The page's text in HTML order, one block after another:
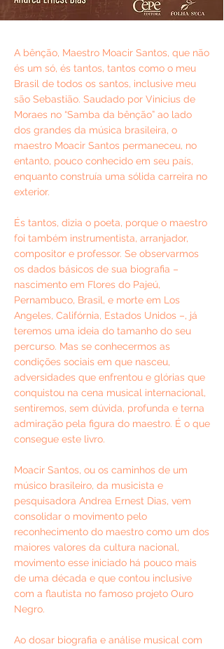
A bênção, Maestro Moacir Santos, que não
és um só, és tantos, tantos como o meu
Brasil de todos os santos, inclusive meu
são Sebastião. Saudado por Vinicius de
Moraes no “Samba da bênção” ao lado
dos grandes da música brasileira, o
maestro Moacir Santos permaneceu, no
entanto, pouco conhecido em seu país,
enquanto construía uma sólida carreira no
exterior.
És tantos, dizia o poeta, porque o maestro
foi também instrumentista, arranjador,
compositor e professor. Se observarmos
os dados básicos de sua biografia –
nascimento em Flores do Pajeú,
Pernambuco, Brasil, e morte em Los
Angeles, Califórnia, Estados Unidos –, já
teremos uma ideia do tamanho do seu
percurso. Mas se conhecermos as
condições sociais em que nasceu,
adversidades que enfrentou e glórias que
conquistou na cena musical internacional,
sentiremos, sem dúvida, profunda e terna
admiração pela figura do maestro. É o que
consegue este livro.
Moacir Santos, ou os caminhos de um
músico brasileiro, da musicista e
pesquisadora Andrea Ernest Dias, vem
consolidar o movimento pelo
reconhecimento do maestro como um dos
maiores valores da cultura nacional,
movimento esse iniciado há pouco mais
de uma década e que contou inclusive
com a flautista no famoso projeto Ouro
Negro.
Ao dosar biografia e análise musical com